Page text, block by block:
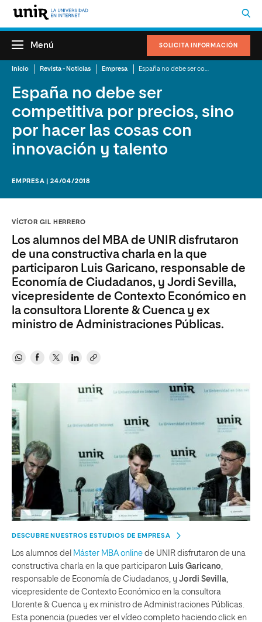
SOLICITA INFORMACIÓN
Menú
Inicio Revista - Noticias Empresa
España no debe ser
competitiva por precios, sino
por hacer las cosas con
innovación y talento
EMPRESA | 24/04/2018
VÍCTOR GIL HERRERO
Los alumnos del MBA de UNIR disfrutaron
de una constructiva charla en la que
participaron Luis Garicano, responsable de
Economía de Ciudadanos, y Jordi Sevilla,
vicepresidente de Contexto Económico en
la consultora Llorente & Cuenca y ex
ministro de Administraciones Públicas.
DESCUBRE NUESTROS ESTUDIOS DE EMPRESA
Los alumnos del Máster MBA online de UNIR disfrutaron de una
constructiva charla en la que participaron Luis Garicano,
responsable de Economía de Ciudadanos, y Jordi Sevilla,
vicepresidente de Contexto Económico en la consultora
Llorente & Cuenca y ex ministro de Administraciones Públicas.
Esta ponencia (puedes ver el vídeo completo haciendo click en